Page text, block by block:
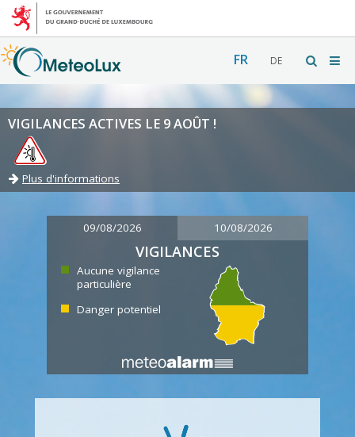
FR DE
VIGILANCES ACTIVES LE 9 AOÛT !
Plus d'informations
09/08/2026 10/08/2026
VIGILANCES
Aucune vigilance
particulière
Danger potentiel